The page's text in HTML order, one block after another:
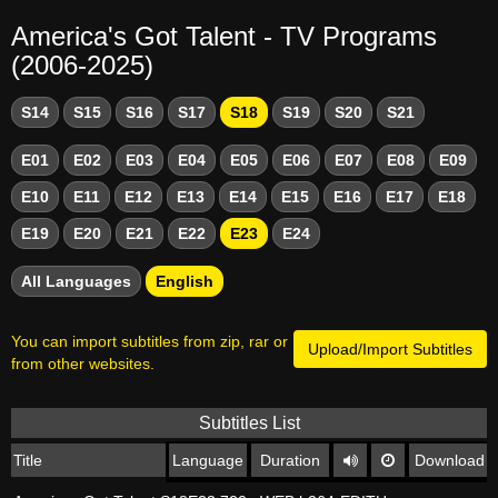
America's Got Talent - TV Programs
(2006-2025)
S14 S15 S16 S17 S18 S19 S20 S21
E01 E02 E03 E04 E05 E06 E07 E08 E09
E10 E11 E12 E13 E14 E15 E16 E17 E18
E19 E20 E21 E22 E23 E24
All Languages English
Upload/Import Subtitles
You can import subtitles from zip, rar or
from other websites.
Subtitles List
Title Language Duration Download